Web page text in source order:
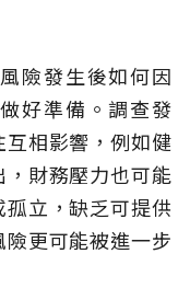
險發生後如何因
好準備。調查發
相影響，例如健
財務壓力也可能
立，缺乏可提供
更可能被進一步